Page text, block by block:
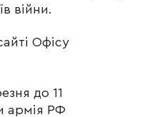
війни.
Офісу
до 11
армія РФ